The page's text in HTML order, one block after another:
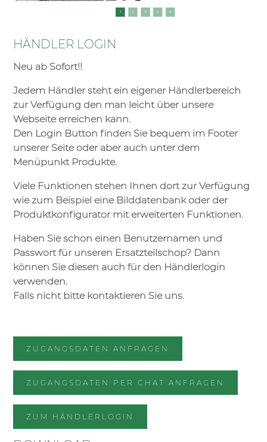
HÄNDLER LOGIN
Neu ab Sofort!!
Jedem Händler steht ein eigener Händlerbereich
zur Verfügung den man leicht über unsere
Webseite erreichen kann.
Den Login Button finden Sie bequem im Footer
unserer Seite oder aber auch unter dem
Menüpunkt Produkte.
Viele Funktionen stehen Ihnen dort zur Verfügung
wie zum Beispiel eine Bilddatenbank oder der
Produktkonfigurator mit erweiterten Funktionen.
Haben Sie schon einen Benutzernamen und
Passwort für unseren Ersatzteilschop? Dann
können Sie diesen auch für den Händlerlogin
verwenden.
Falls nicht bitte kontaktieren Sie uns.
ZUGANGSDATEN ANFRAGEN
ZUGANGSDATEN PER CHAT ANFRAGEN
ZUM HÄNDLERLOGIN